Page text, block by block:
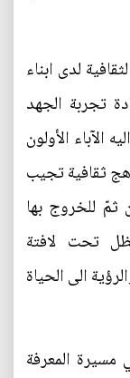
لدى ابناء
تجربة الجهد
الأولون
ثقافية تجيب
ثمّ للخروج بها
تحت لافتة
الى الحياة
مسيرة المعرفة